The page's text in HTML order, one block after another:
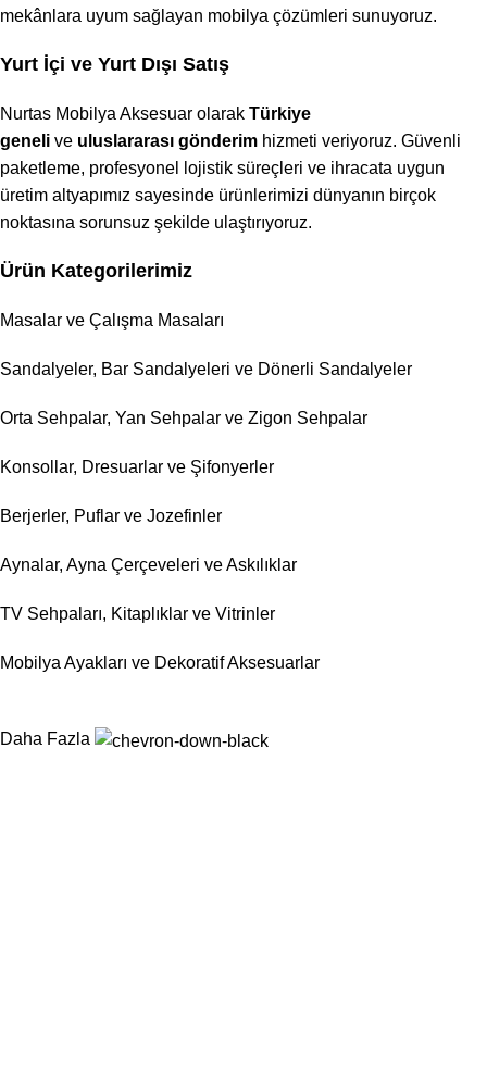
mekânlara uyum sağlayan mobilya çözümleri sunuyoruz.
Yurt İçi ve Yurt Dışı Satış
Nurtas Mobilya Aksesuar olarak Türkiye
geneli ve uluslararası gönderim hizmeti veriyoruz. Güvenli
paketleme, profesyonel lojistik süreçleri ve ihracata uygun
üretim altyapımız sayesinde ürünlerimizi dünyanın birçok
noktasına sorunsuz şekilde ulaştırıyoruz.
Ürün Kategorilerimiz
Masalar ve Çalışma Masaları
Sandalyeler, Bar Sandalyeleri ve Dönerli Sandalyeler
Orta Sehpalar, Yan Sehpalar ve Zigon Sehpalar
Konsollar, Dresuarlar ve Şifonyerler
Berjerler, Puflar ve Jozefinler
Aynalar, Ayna Çerçeveleri ve Askılıklar
TV Sehpaları, Kitaplıklar ve Vitrinler
Mobilya Ayakları ve Dekoratif Aksesuarlar
Daha Fazla